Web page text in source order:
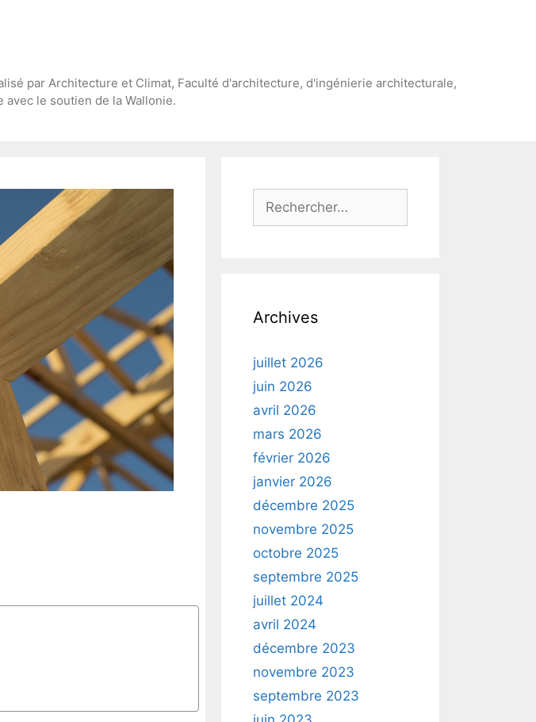
par Architecture et Climat, Faculté d'architecture, d'ingénierie architecturale,
le soutien de la Wallonie.
Rechercher :
Archives
juillet 2026
juin 2026
avril 2026
mars 2026
février 2026
janvier 2026
décembre 2025
novembre 2025
octobre 2025
septembre 2025
juillet 2024
avril 2024
décembre 2023
novembre 2023
septembre 2023